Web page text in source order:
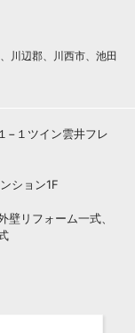
川辺郡、川西市、池田
−１ツイン雲井フレ
ション1F
リフォーム一式、